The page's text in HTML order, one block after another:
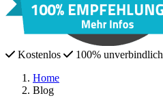
Kostenlos 100% unverbindlich
Home
Blog